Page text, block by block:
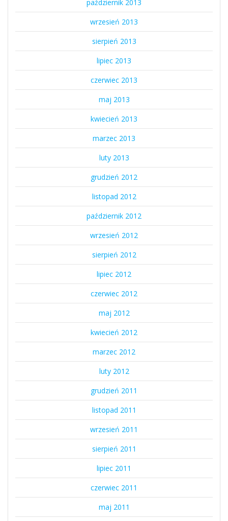
październik 2013
wrzesień 2013
sierpień 2013
lipiec 2013
czerwiec 2013
maj 2013
kwiecień 2013
marzec 2013
luty 2013
grudzień 2012
listopad 2012
październik 2012
wrzesień 2012
sierpień 2012
lipiec 2012
czerwiec 2012
maj 2012
kwiecień 2012
marzec 2012
luty 2012
grudzień 2011
listopad 2011
wrzesień 2011
sierpień 2011
lipiec 2011
czerwiec 2011
maj 2011